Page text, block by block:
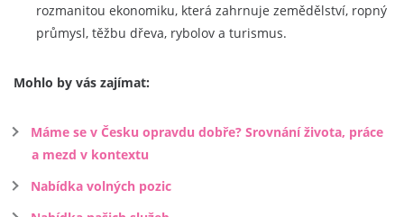
rozmanitou ekonomiku, která zahrnuje zemědělství, ropný
průmysl, těžbu dřeva, rybolov a turismus.
Mohlo by vás zajímat:
Máme se v Česku opravdu dobře? Srovnání života, práce
a mezd v kontextu
Nabídka volných pozic